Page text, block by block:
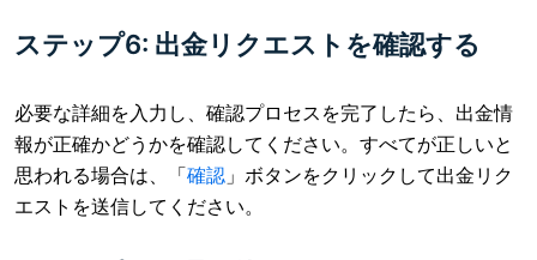
ステップ6: 出金リクエストを確認する
必要な詳細を入力し、確認プロセスを完了したら、出金情
報が正確かどうかを確認してください。すべてが正しいと
思われる場合は、「確認 」ボタンをクリックして出金リク
エストを送信してください。